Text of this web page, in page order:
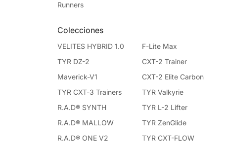
Runners
Colecciones
VELITES HYBRID 1.0
TYR DZ-2
Maverick-V1
TYR CXT-3 Trainers
R.A.D® SYNTH
R.A.D® MALLOW
R.A.D® ONE V2
F-Lite Max
CXT-2 Trainer
CXT-2 Elite Carbon
TYR Valkyrie
TYR L-2 Lifter
TYR ZenGlide
TYR CXT-FLOW